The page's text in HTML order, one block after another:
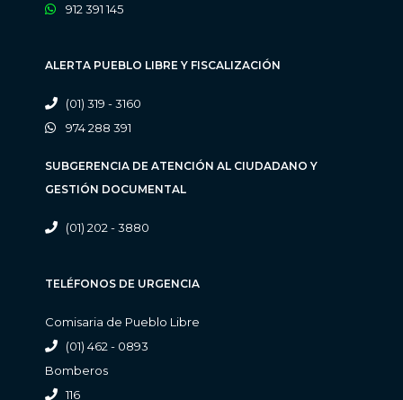
912 391 145
ALERTA PUEBLO LIBRE Y FISCALIZACIÓN
(01) 319 - 3160
974 288 391
SUBGERENCIA DE ATENCIÓN AL CIUDADANO Y
GESTIÓN DOCUMENTAL
(01) 202 - 3880
TELÉFONOS DE URGENCIA
Comisaria de Pueblo Libre
(01) 462 - 0893
Bomberos
116